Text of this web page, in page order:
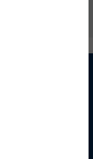
persönliche Beratung?
und